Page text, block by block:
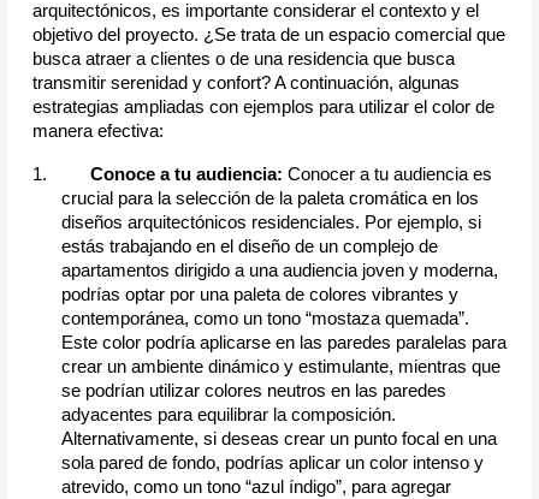
arquitectónicos, es importante considerar el contexto y el
objetivo del proyecto. ¿Se trata de un espacio comercial que
busca atraer a clientes o de una residencia que busca
transmitir serenidad y confort? A continuación, algunas
estrategias ampliadas con ejemplos para utilizar el color de
manera efectiva:
1. Conoce a tu audiencia: Conocer a tu audiencia es
crucial para la selección de la paleta cromática en los
diseños arquitectónicos residenciales. Por ejemplo, si
estás trabajando en el diseño de un complejo de
apartamentos dirigido a una audiencia joven y moderna,
podrías optar por una paleta de colores vibrantes y
contemporánea, como un tono “mostaza quemada”.
Este color podría aplicarse en las paredes paralelas para
crear un ambiente dinámico y estimulante, mientras que
se podrían utilizar colores neutros en las paredes
adyacentes para equilibrar la composición.
Alternativamente, si deseas crear un punto focal en una
sola pared de fondo, podrías aplicar un color intenso y
atrevido, como un tono “azul índigo”, para agregar